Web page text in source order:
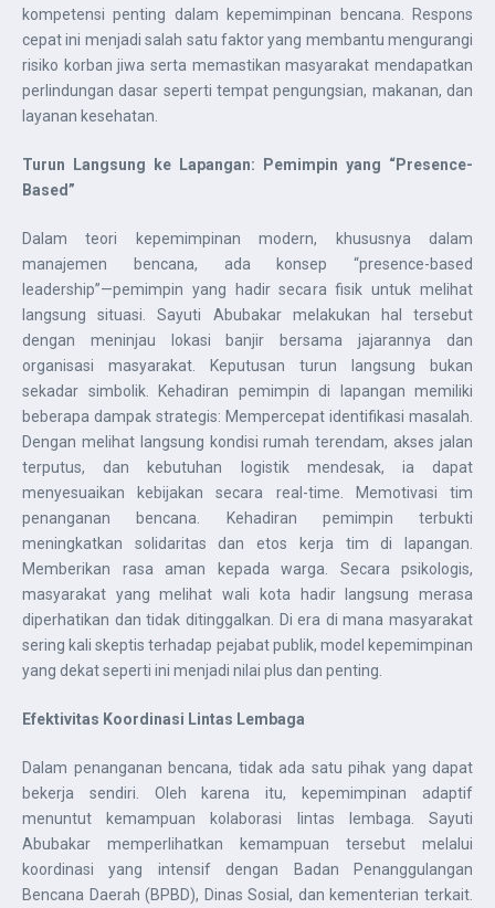
kompetensi penting dalam kepemimpinan bencana. Respons
cepat ini menjadi salah satu faktor yang membantu mengurangi
risiko korban jiwa serta memastikan masyarakat mendapatkan
perlindungan dasar seperti tempat pengungsian, makanan, dan
layanan kesehatan.
Turun Langsung ke Lapangan: Pemimpin yang “Presence-
Based”
Dalam teori kepemimpinan modern, khususnya dalam
manajemen bencana, ada konsep “presence-based
leadership”—pemimpin yang hadir secara fisik untuk melihat
langsung situasi. Sayuti Abubakar melakukan hal tersebut
dengan meninjau lokasi banjir bersama jajarannya dan
organisasi masyarakat. Keputusan turun langsung bukan
sekadar simbolik. Kehadiran pemimpin di lapangan memiliki
beberapa dampak strategis: Mempercepat identifikasi masalah.
Dengan melihat langsung kondisi rumah terendam, akses jalan
terputus, dan kebutuhan logistik mendesak, ia dapat
menyesuaikan kebijakan secara real-time. Memotivasi tim
penanganan bencana. Kehadiran pemimpin terbukti
meningkatkan solidaritas dan etos kerja tim di lapangan.
Memberikan rasa aman kepada warga. Secara psikologis,
masyarakat yang melihat wali kota hadir langsung merasa
diperhatikan dan tidak ditinggalkan. Di era di mana masyarakat
sering kali skeptis terhadap pejabat publik, model kepemimpinan
yang dekat seperti ini menjadi nilai plus dan penting.
Efektivitas Koordinasi Lintas Lembaga
Dalam penanganan bencana, tidak ada satu pihak yang dapat
bekerja sendiri. Oleh karena itu, kepemimpinan adaptif
menuntut kemampuan kolaborasi lintas lembaga. Sayuti
Abubakar memperlihatkan kemampuan tersebut melalui
koordinasi yang intensif dengan Badan Penanggulangan
Bencana Daerah (BPBD), Dinas Sosial, dan kementerian terkait.